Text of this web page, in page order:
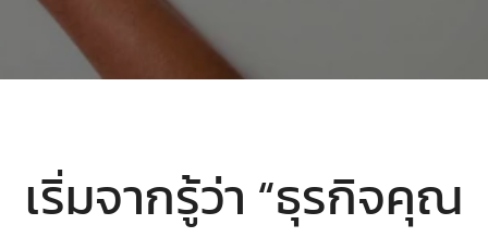
เริ่มจากรู้ว่า “ธุรกิจคุณ